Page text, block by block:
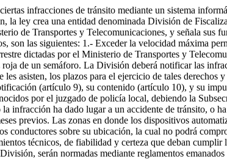
infracciones de tránsito mediante un sistema
ley crea una entidad denominada División de
de Transportes y Telecomunicaciones, y señala sus
son las siguientes: 1.- Exceder la velocidad máxima
dictadas por el Ministerio de Transportes y
de un semáforo. La División deberá notificar las
asisten, los plazos para el ejercicio de tales
(artículo 9), su contenido (artículo 10), y su
por el juzgado de policía local, debiendo la
infracción ha dado lugar a un accidente de tránsito, o
previos. Las zonas en donde los dispositivos
conductores sobre su ubicación, la cual no podrá
técnicos, de fiabilidad y certeza que deban
serán normadas mediante reglamentos